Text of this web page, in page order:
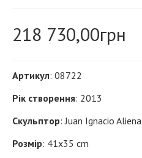
218 730,00грн
Артикул: 08722
Рік створення: 2013
Скульптор: Juan Ignacio Aliena
Розмір: 41x35 cm